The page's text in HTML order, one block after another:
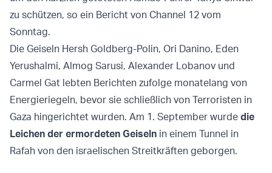
zu schützen, so ein Bericht von Channel 12 vom
Sonntag.
Die Geiseln Hersh Goldberg-Polin, Ori Danino, Eden
Yerushalmi, Almog Sarusi, Alexander Lobanov und
Carmel Gat lebten Berichten zufolge monatelang von
Energieriegeln, bevor sie schließlich von Terroristen in
Gaza hingerichtet wurden. Am 1. September wurde die
Leichen der ermordeten Geiseln in einem Tunnel in
Rafah von den israelischen Streitkräften geborgen.